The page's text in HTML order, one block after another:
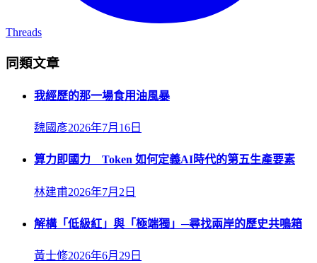
Threads
同類文章
我經歷的那一場食用油風暴
魏國彥2026年7月16日
算力即國力 Token 如何定義AI時代的第五生產要素
林建甫2026年7月2日
解構「低級紅」與「極端獨」─尋找兩岸的歷史共鳴箱
黃士修2026年6月29日